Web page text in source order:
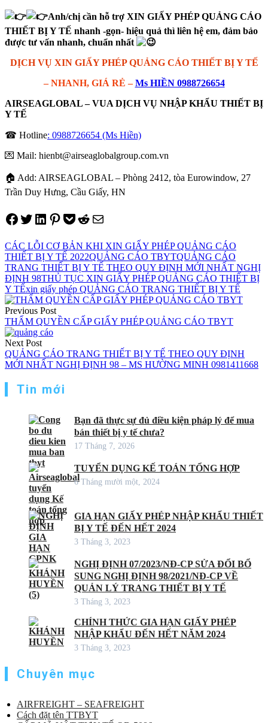
Anh/chị cần hỗ trợ XIN GIẤY PHÉP QUẢNG CÁO
THIẾT BỊ Y TẾ nhanh -gọn- hiệu quả thì liên hệ em, đảm bảo
được tư vấn nhanh, chuẩn nhất
DỊCH VỤ XIN GIẤY PHÉP QUẢNG CÁO THIẾT BỊ Y TẾ
– NHANH, GIÁ RẺ –Ms HIỀN 0988726654
AIRSEAGLOBAL – VUA DỊCH VỤ NHẬP KHẨU THIẾT BỊ
Y TẾ
☎ Hotline: 0988726654 (Ms Hiền)
💌 Mail: hienbt@airseaglobalgroup.com.vn
🏠 Add: AIRSEAGLOBAL – Phòng 2412, tòa Eurowindow, 27
Trần Duy Hưng, Cầu Giấy, HN
Share on Facebook
Tweet on Twitter
Share on LinkedIn
Pin on Pinterest
Save to pocket
Share on Reddit
Share via Email
CÁC LỖI CƠ BẢN KHI XIN GIẤY PHÉP QUẢNG CÁO
THIẾT BỊ Y TẾ 2022QUẢNG CÁO TBYTQUẢNG CÁO
TRANG THIẾT BỊ Y TẾ THEO QUY ĐỊNH MỚI NHẤT NGHỊ
ĐỊNH 98THỦ TỤC XIN GIẤY PHÉP QUẢNG CÁO THIẾT BỊ
Y TẾxin giấy phép QUẢNG CÁO TRANG THIẾT BỊ Y TẾ
Điều
hướng
bài
viết
Previous Post
THẨM QUYỀN CẤP GIẤY PHÉP QUẢNG CÁO TBYT
Next Post
QUẢNG CÁO TRANG THIẾT BỊ Y TẾ THEO QUY ĐỊNH
MỚI NHẤT NGHỊ ĐỊNH 98 – MS HƯỜNG MINH 0981411668
Tin mới
Bạn đã thực sự đủ điều kiện pháp lý để mua
bán thiết bị y tế chưa?
17 Tháng 7, 2026
TUYỂN DỤNG KẾ TOÁN TỔNG HỢP
6 Tháng mười một, 2024
GIA HẠN GIẤY PHÉP NHẬP KHẨU THIẾT
BỊ Y TẾ ĐẾN HẾT 2024
3 Tháng 3, 2023
NGHỊ ĐỊNH 07/2023/NĐ-CP SỬA ĐỔI BỔ
SUNG NGHỊ ĐỊNH 98/2021/NĐ-CP VỀ
QUẢN LÝ TRANG THIẾT BỊ Y TẾ
3 Tháng 3, 2023
CHÍNH THỨC GIA HẠN GIẤY PHÉP
NHẬP KHẨU ĐẾN HẾT NĂM 2024
3 Tháng 3, 2023
Chuyên mục
AIRFREIGHT – SEAFREIGHT
Cách đặt tên TTBYT